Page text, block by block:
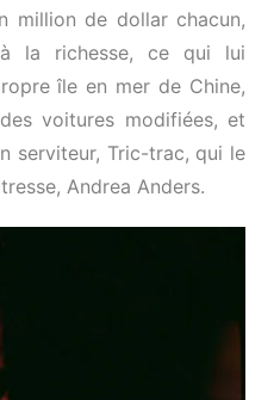
million de dollar chacun,
la richesse, ce qui lui
île en mer de Chine,
voitures modifiées, et
serviteur, Tric-trac, qui le
Andrea Anders.